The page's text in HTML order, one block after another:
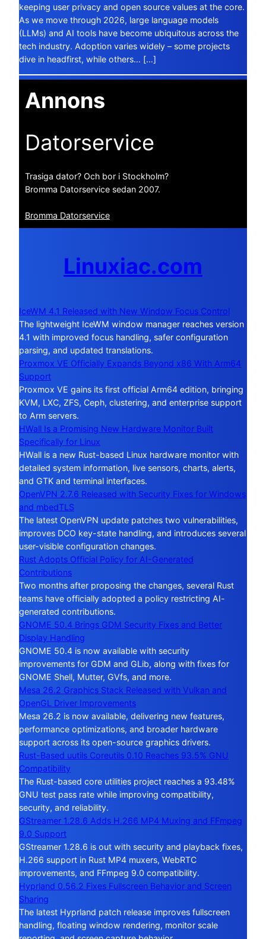
keeping user privacy and open source values at the core.
As we move through 2026, large language models
(LLMs) and AI tools have become ubiquitous across the
tech industry. Adoption varies widely – some projects
dive in headfirst, while others… […]
Annons
Datorservice
Trasiga dator? Och bor i Stockholm?
Bromma Datorservice sedan 2007.
Bromma Datorservice
Linuxiac.com
IceWM 4.1 Released with New Window Focus Control
The lightweight IceWM window manager reaches version
4.1 with improved focus handling, safer configuration
parsing, and updated translations.
Proxmox VE Officially Expands Beyond x86 With Arm64
Support
Proxmox VE gains its first official Arm64 edition, bringing
KVM, LXC, ZFS, Ceph, clustering, and enterprise support
to Arm servers.
HWall Is a Promising New Hardware Monitor Built
Specifically for Linux
HWall is a new Rust-based Linux hardware monitor with
detailed system information, live sensors, charts, alerts,
and GTK and terminal interfaces.
OpenVPN 2.7.6 Released with Security Fixes for Windows
and mbedTLS
The latest OpenVPN update patches two vulnerabilities,
improves DCO key-state handling, and introduces several
user-visible configuration changes.
Rust Adopts Official Policy for AI-Generated
Contributions
Two months after proposing the changes, several Rust
teams have officially adopted a policy restricting AI-
generated contributions.
GNOME 50.4 Brings GDM Security Fixes and Better
Display Handling
GNOME 50.4 is now available with security
improvements for GDM and GLib, along with fixes for
GNOME Shell, Mutter, GVfs, and more.
Mesa 26.2 Graphics Stack Released with Vulkan and
OpenGL Driver Improvements
Mesa 26.2 is now available, delivering new features,
performance optimizations, and broader hardware
support across its open-source graphics drivers.
Rust-Based uutils Coreutils 0.10 Reaches 93.5% GNU
Compatibility
The Rust-based core utilities project reaches a 93.48%
GNU test pass rate while improving compatibility,
security, and reliability.
GStreamer 1.28.6 Adds H.266 MP4 Muxing and FFmpeg
9.0 Support
GStreamer 1.28.6 is out with security and playback fixes,
H.266 support in Rust MP4 muxers, WebRTC
improvements, and FFmpeg 9.0 compatibility.
Hyprland 0.56.2 Fixes Fullscreen Behavior and Screen
Sharing
The latest Hyprland patch release improves fullscreen
handling, floating window rendering, monitor scale